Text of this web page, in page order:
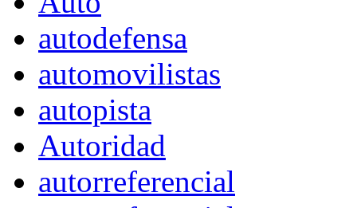
autodefensa
automovilistas
autopista
Autoridad
autorreferencial